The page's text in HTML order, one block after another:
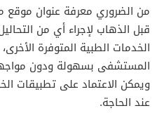
2
من الضروري معرفة عنوان
قبل الذهاب لإجراء أي من
الخدمات الطبية المتوفرة
المستشفى بسهولة ودون
ويمكن الاعتماد على تطبيقات
عند الحاجة.